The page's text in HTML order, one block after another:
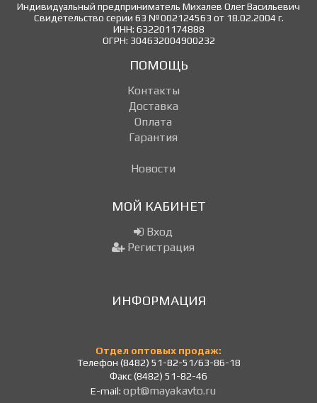
Индивидуальный предприниматель Михалев Олег Васильевич
Свидетельство серии 63 №002124563 от 18.02.2004 г.
ИНН: 632201174888
ОГРН: 304632004900232
ПОМОЩЬ
Контакты
Доставка
Оплата
Гарантия
Новости
МОЙ КАБИНЕТ
Вход
Регистрация
ИНФОРМАЦИЯ
Отдел оптовых продаж:
Телефон (8482) 51-82-51/63-86-18
Факс (8482) 51-82-46
E-mail: opt@mayakavto.ru